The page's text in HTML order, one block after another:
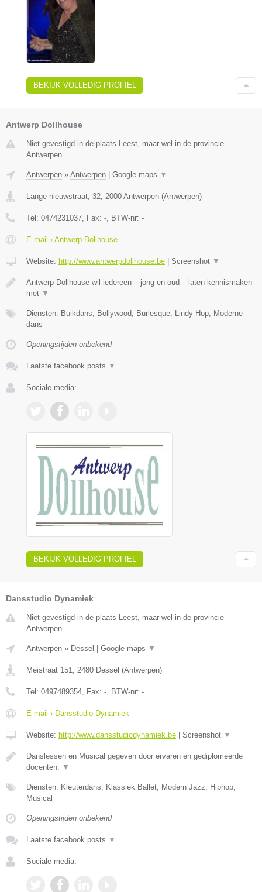
BEKIJK VOLLEDIG PROFIEL
Antwerp Dollhouse
Niet gevestigd in de plaats Leest, maar wel in de provincie
Antwerpen.
Antwerpen » Antwerpen Google maps ▼
Lange nieuwstraat, 32, 2000 Antwerpen (Antwerpen)
Tel: 0474231037, Fax: -, BTW-nr: -
E-mail › Antwerp Dollhouse
Website: http://www.antwerpdollhouse.be Screenshot ▼
Antwerp Dollhouse wil iedereen – jong en oud – laten kennismaken
met ▼
Diensten: Buikdans, Bollywood, Burlesque, Lindy Hop, Moderne
dans
Openingstijden onbekend
Laatste facebook posts ▼
Sociale media:
BEKIJK VOLLEDIG PROFIEL
Dansstudio Dynamiek
Niet gevestigd in de plaats Leest, maar wel in de provincie
Antwerpen.
Antwerpen » Dessel Google maps ▼
Meistraat 151 2480 Dessel (Antwerpen)
Tel: 0497489354 , Fax: - , BTW-nr: -
E-mail › Dansstudio Dynamiek
Website: http://www.dansstudiodynamiek.be Screenshot ▼
Danslessen en Musical gegeven door ervaren en gediplomeerde
docenten.
▼
Diensten: Kleuterdans, Klassiek Ballet, Modern Jazz, Hiphop,
Musical
Openingstijden onbekend
Laatste facebook posts ▼
Sociale media: